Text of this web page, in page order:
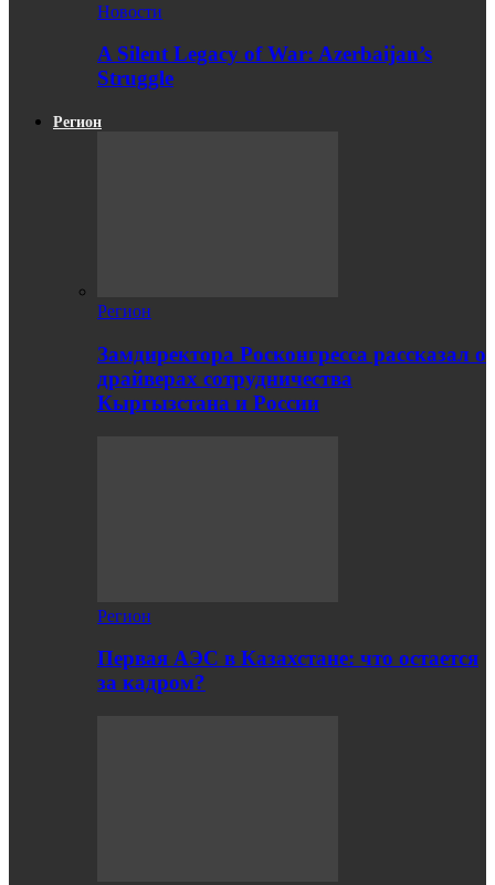
Новости
A Silent Legacy of War: Azerbaijan’s
Struggle
Регион
Регион
Замдиректора Росконгресса рассказал о
драйверах сотрудничества
Кыргызстана и России
Регион
Первая АЭС в Казахстане: что остается
за кадром?